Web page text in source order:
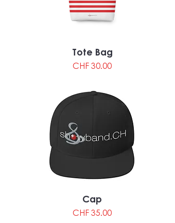
Tote Bag
Preis
CHF 30.00
Cap
Preis
CHF 35.00